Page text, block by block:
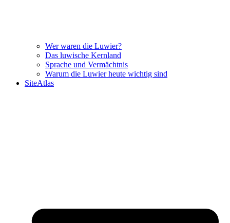
Wer waren die Luwier?
Das luwische Kernland
Sprache und Vermächtnis
Warum die Luwier heute wichtig sind
SiteAtlas